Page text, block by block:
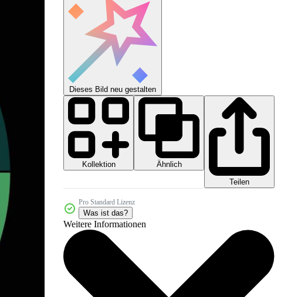
Dieses Bild neu gestalten
Kollektion
Ähnlich
Teilen
Pro Standard Lizenz
Was ist das?
Weitere Informationen